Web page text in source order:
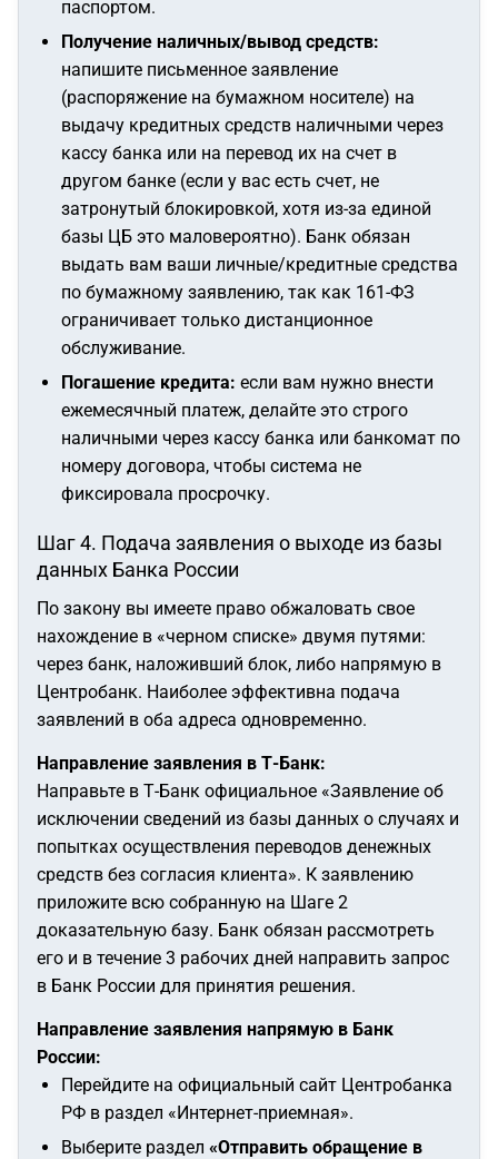
паспортом.
Получение наличных/вывод средств:
напишите письменное заявление
(распоряжение на бумажном носителе) на
выдачу кредитных средств наличными через
кассу банка или на перевод их на счет в
другом банке (если у вас есть счет, не
затронутый блокировкой, хотя из-за единой
базы ЦБ это маловероятно). Банк обязан
выдать вам ваши личные/кредитные средства
по бумажному заявлению, так как 161-ФЗ
ограничивает только дистанционное
обслуживание.
Погашение кредита: если вам нужно внести
ежемесячный платеж, делайте это строго
наличными через кассу банка или банкомат по
номеру договора, чтобы система не
фиксировала просрочку.
Шаг 4. Подача заявления о выходе из базы
данных Банка России
По закону вы имеете право обжаловать свое
нахождение в «черном списке» двумя путями:
через банк, наложивший блок, либо напрямую в
Центробанк. Наиболее эффективна подача
заявлений в оба адреса одновременно.
Направление заявления в Т-Банк:
Направьте в Т-Банк официальное «Заявление об
исключении сведений из базы данных о случаях и
попытках осуществления переводов денежных
средств без согласия клиента». К заявлению
приложите всю собранную на Шаге 2
доказательную базу. Банк обязан рассмотреть
его и в течение 3 рабочих дней направить запрос
в Банк России для принятия решения.
Направление заявления напрямую в Банк
России:
Перейдите на официальный сайт Центробанка
РФ в раздел «Интернет-приемная».
Выберите раздел «Отправить обращение в